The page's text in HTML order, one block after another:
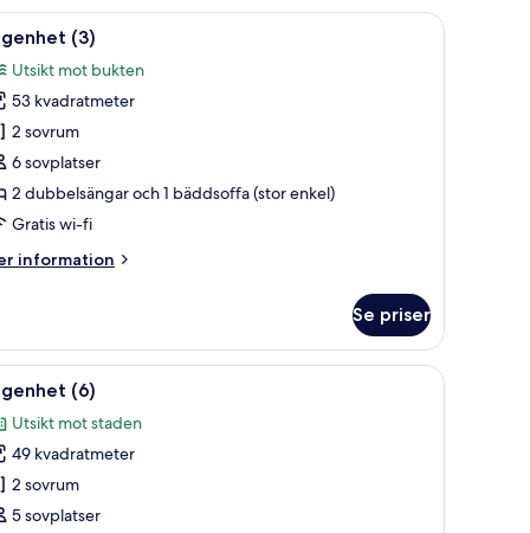
ett fönster med persienner. Ett modernt vardagsrum med en
8 (3)
Utsikt mot bukten
53 kvadratmeter
2 sovrum
6 sovplatser
2 dubbelsängar och 1 bäddsoffa (stor enkel)
Gratis wi-fi
information
Se priser
ett matbord med stolar, en tv och konstverk på väggarna.
Ett sovrum med en säng, en
18 (6)
Utsikt mot staden
49 kvadratmeter
2 sovrum
5 sovplatser